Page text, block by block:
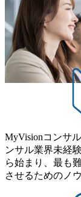
MyVisionコンサ
ンサル業界未経
ら始まり、最も
させるためのノ